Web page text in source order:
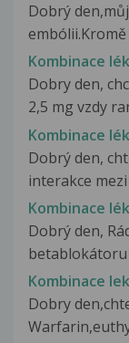
Dobrý
Kombinace
Dobry den,
2,5 mg vzdy
Kombinace
Dobrý den,
interakce
Kombinace
Dobrý den,
betablokátoru
Kombinace
Dobry